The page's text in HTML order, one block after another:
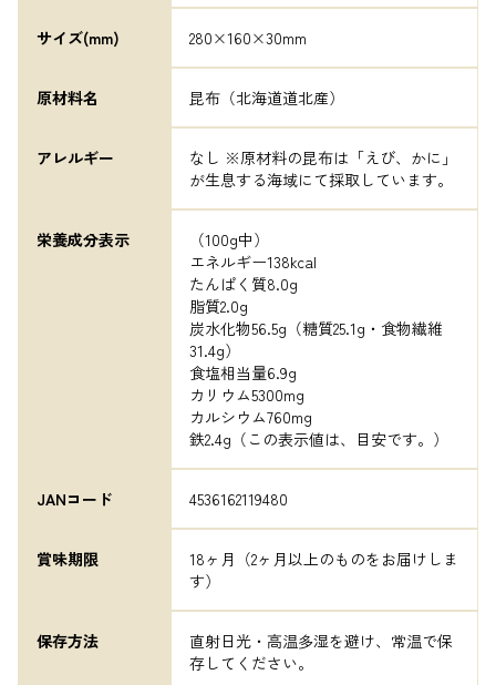
サイズ(mm) 280×160×30mm
原材料名 昆布（北海道道北産）
アレルギー
なし ※原材料の昆布は「えび、かに」
が生息する海域にて採取しています。
栄養成分表示
（100g中）
エネルギー138kcal
たんぱく質8.0g
脂質2.0g
炭水化物56.5g（糖質25.1g・食物繊維
31.4g）
食塩相当量6.9g
カリウム5300mg
カルシウム760mg
鉄2.4g（この表示値は、目安です。）
JANコード 4536162119480
賞味期限
18ヶ月（2ヶ月以上のものをお届けしま
す）
保存方法
直射日光・高温多湿を避け、常温で保
存してください。